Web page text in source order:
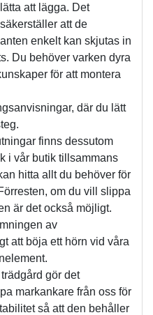
att lägga. Det
att de
enkelt kan skjutas in
Du behöver varken dyra
för att montera
där du lätt
finns dessutom
i vår butik tillsammans
hitta allt du behöver för
om du vill slippa
är det också möjligt.
av
att böja ett hörn vid våra
gör det
markankare från oss för
så att den behåller